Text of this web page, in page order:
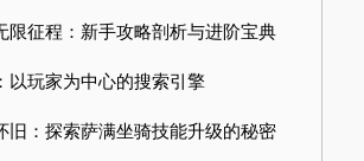
限征程：新手攻略剖析与进阶宝典
以玩家为中心的搜索引擎
旧：探索萨满坐骑技能升级的秘密